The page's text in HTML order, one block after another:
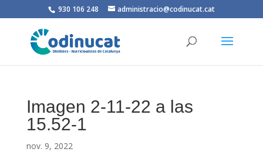
930 106 248 administracio@codinucat.cat
Imagen 2-11-22 a las
15.52-1
nov. 9, 2022